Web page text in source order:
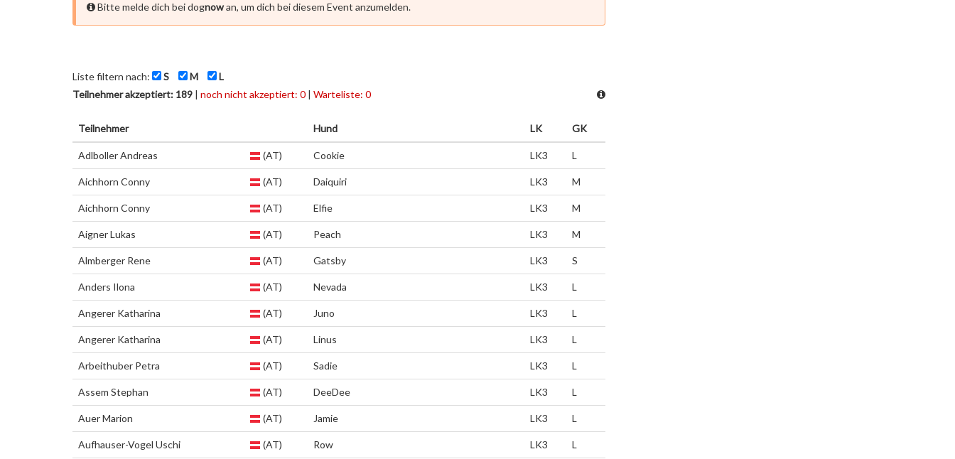
Bitte melde dich bei dognowan, um dich bei diesem Event anzumelden.
Liste filtern nach: S M
L
Teilnehmer akzeptiert: 189 | noch nicht akzeptiert: 0 | Warteliste: 0
Teilnehmer Hund LK GK
Adlboller Andreas (AT) Cookie LK3 L
Aichhorn Conny (AT) Daiquiri LK3 M
Aichhorn Conny (AT) Elfie LK3 M
Aigner Lukas (AT) Peach LK3 M
Almberger Rene (AT) Gatsby LK3 S
Anders Ilona (AT) Nevada LK3 L
Angerer Katharina (AT) Juno LK3 L
Angerer Katharina (AT) Linus LK3 L
Arbeithuber Petra (AT) Sadie LK3 L
Assem Stephan (AT) DeeDee LK3 L
Auer Marion (AT) Jamie LK3 L
Aufhauser-Vogel Uschi (AT) Row LK3 L